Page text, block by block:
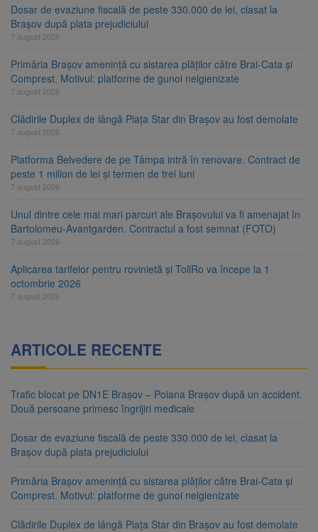
Dosar de evaziune fiscală de peste 330.000 de lei, clasat la
Brașov după plata prejudiciului
7 august 2026
Primăria Brașov amenință cu sistarea plăților către Brai-Cata și
Comprest. Motivul: platforme de gunoi neigienizate
7 august 2026
Clădirile Duplex de lângă Piața Star din Brașov au fost demolate
7 august 2026
Platforma Belvedere de pe Tâmpa intră în renovare. Contract de
peste 1 milion de lei și termen de trei luni
7 august 2026
Unul dintre cele mai mari parcuri ale Brașovului va fi amenajat în
Bartolomeu-Avantgarden. Contractul a fost semnat (FOTO)
7 august 2026
Aplicarea tarifelor pentru rovinietă și TollRo va începe la 1
octombrie 2026
7 august 2026
ARTICOLE RECENTE
Trafic blocat pe DN1E Brașov – Poiana Brașov după un accident.
Două persoane primesc îngrijiri medicale
Dosar de evaziune fiscală de peste 330.000 de lei, clasat la
Brașov după plata prejudiciului
Primăria Brașov amenință cu sistarea plăților către Brai-Cata și
Comprest. Motivul: platforme de gunoi neigienizate
Clădirile Duplex de lângă Piața Star din Brașov au fost demolate